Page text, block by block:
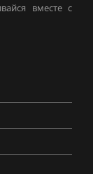
вместе с